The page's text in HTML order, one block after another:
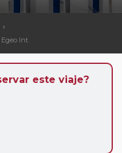
Egeo Int
este viaje?